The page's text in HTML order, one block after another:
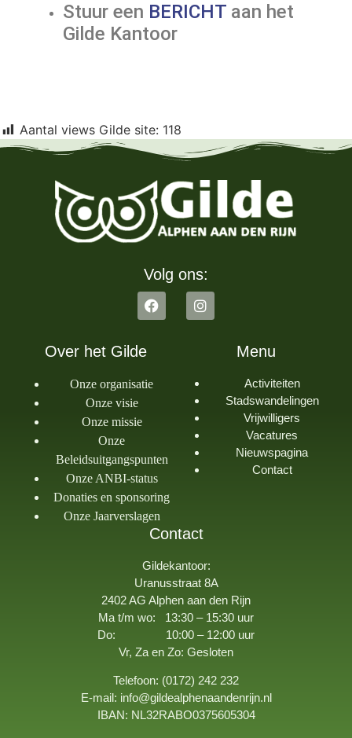
Stuur een BERICHT aan het
Gilde Kantoor
Aantal views Gilde site: 118
Volg ons:
Over het Gilde
Onze organisatie
Onze visie
Onze missie
Onze
Beleidsuitgangspunten
Onze ANBI-status
Donaties en sponsoring
Onze Jaarverslagen
Menu
Activiteiten
Stadswandelingen
Vrijwilligers
Vacatures
Nieuwspagina
Contact
Contact
Gildekantoor:
Uranusstraat 8A
2402 AG Alphen aan den Rijn
Ma t/m wo: 13:30 – 15:30 uur
Do: 10:00 – 12:00 uur
Vr, Za en Zo: Gesloten
Telefoon: (0172) 242 232
E-mail: info@gildealphenaandenrijn.nl
IBAN: NL32RABO0375605304